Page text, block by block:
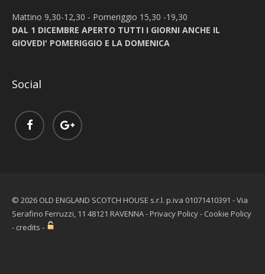
Mattino 9,30-12,30 - Pomeriggio 15,30 -19,30
DAL 1 DICEMBRE APERTO TUTTI I GIORNI ANCHE IL
GIOVEDI' POMERIGGIO E LA DOMENICA
Social
© 2026 OLD ENGLAND SCOTCH HOUSE s.r.l. p.iva 01071410391 - Via
Serafino Ferruzzi, 11 48121 RAVENNA - Privacy Policy- Cookie Policy
- credits -